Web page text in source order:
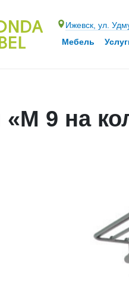
Ижевск, ул.
Мебель
9 на